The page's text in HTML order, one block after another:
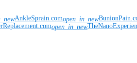
AnkleSprain.comopen_in_new
open_in_new